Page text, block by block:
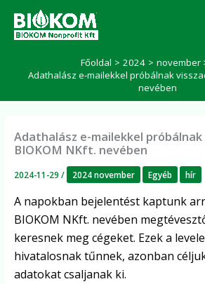
content
Főoldal 2024 november
Adathalász e-mailekkel próbálnak
nevében
Adathalász e-mailekkel próbálnak
BIOKOM NKft. nevében
2024-11-29/ 2024 november Egyéb hír
A napokban bejelentést kaptunk
BIOKOM NKft. nevében
keresnek meg cégeket. Ezek a
hivatalosnak tűnnek, azonban
adatokat csaljanak ki.
e
r
é